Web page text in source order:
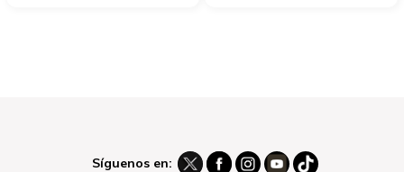
Síguenos en: